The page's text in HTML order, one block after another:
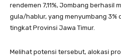
rendemen 7,11%, Jombang berhasil
gula/hablur, yang menyumbang 3%
tingkat Provinsi Jawa Timur.
Melihat potensi tersebut, alokasi